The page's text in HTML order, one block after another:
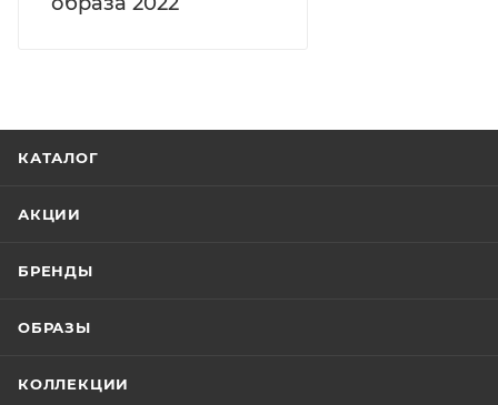
КАТАЛОГ
АКЦИИ
БРЕНДЫ
ОБРАЗЫ
КОЛЛЕКЦИИ